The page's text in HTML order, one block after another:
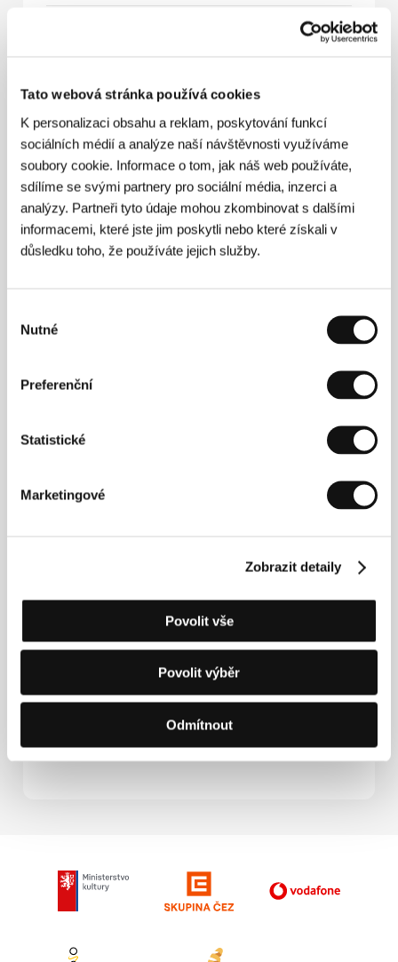
Tato webová stránka používá cookies
K personalizaci obsahu a reklam, poskytování funkcí
sociálních médií a analýze naší návštěvnosti využíváme
soubory cookie. Informace o tom, jak náš web používáte,
sdílíme se svými partnery pro sociální média, inzerci a
analýzy. Partneři tyto údaje mohou zkombinovat s dalšími
informacemi, které jste jim poskytli nebo které získali v
důsledku toho, že používáte jejich služby.
souhlasu
Nutné
Preferenční
Statistické
Marketingové
Zobrazit detaily
Povolit vše
Povolit výběr
Odmítnout
Německo, Polsko, 2012, 85 min
Poslední záchranka v Sofii
(Poslednata lineika na Sofia)
Režie: Ilian Metev / Bulharsko, Chorvatsko, Německo,
2012, 75 min
Před tebou obnažen
(För dig naken)
Příběh pro Modlinovy
Režie: Sergio Oksman / Španělsko, 2012, 26 min
Soukromý vesmír
(Soukromý vesmír)
Režie: Marten Persiel / Německo, 2011, 90 min
Versailleská královna
(The Queen of Versailles)